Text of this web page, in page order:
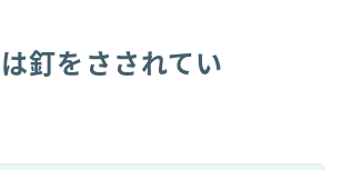
釘をさされてい